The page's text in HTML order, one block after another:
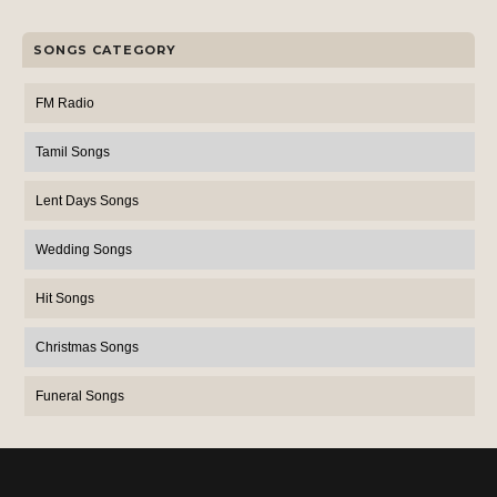
SONGS CATEGORY
FM Radio
Tamil Songs
Lent Days Songs
Wedding Songs
Hit Songs
Christmas Songs
Funeral Songs